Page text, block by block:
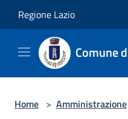
Regione Lazio
Comune
Home > Amministrazione